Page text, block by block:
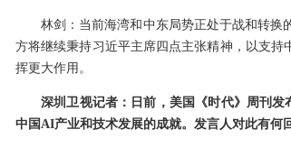
林剑：当前海湾和中东局势正处于战和转换
方将继续秉持习近平主席四点主张精神，以支
挥更大作用。
深圳卫视记者：日前，美国《时代》周刊发
中国AI产业和技术发展的成就。发言人对此有何